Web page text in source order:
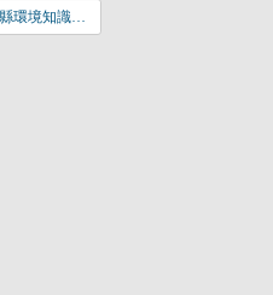
111年宜蘭縣環境知識競賽活動須知.pdf